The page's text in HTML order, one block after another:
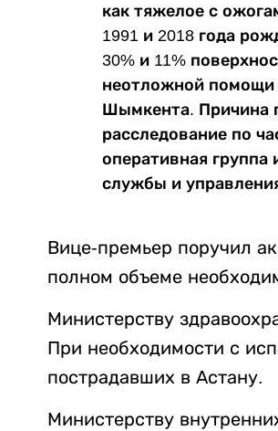
как тяжелое с
1991 и 2018 года
30% и 11%
неотложной помощи
Шымкента. Причина
расследование по
оперативная
службы и
Вице-премьер поручил
полном объеме
Министерству
При необходимости с
пострадавших в Астану.
Министерству